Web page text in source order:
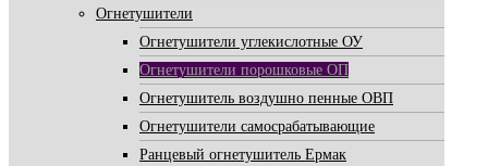
Огнетушители
Огнетушители углекислотные ОУ
Огнетушители порошковые ОП
Огнетушитель воздушно пенные ОВП
Огнетушители самосрабатывающие
Ранцевый огнетушитель Ермак